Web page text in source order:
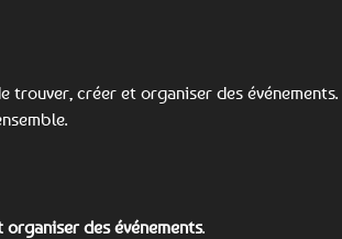
trouver, créer et organiser des
des événements.